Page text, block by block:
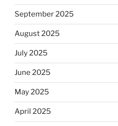
September 2025
August 2025
July 2025
June 2025
May 2025
April 2025